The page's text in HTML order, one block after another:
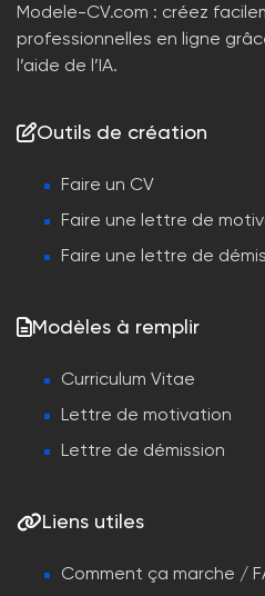
Modele-CV.com : créez
professionnelles en ligne
l’aide de l’IA.
Outils de création
Faire un CV
Faire une lettre de
Faire une lettre de
Modèles à remplir
Curriculum Vitae
Lettre de motivation
Lettre de démission
Liens utiles
Comment ça marche /